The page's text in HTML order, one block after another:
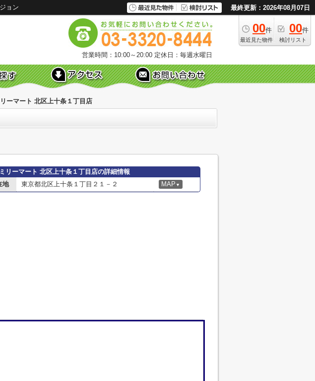
ョン 最終更新：2026年08月07日
00件
最近見た物件
00件
検討リスト
営業時間：10:00～20:00 定休日：毎週水曜日
ーマート 北区上十条１丁目店
リーマート 北区上十条１丁目店の詳細情報
地
東京都北区上十条１丁目２１－２ MAP ▼